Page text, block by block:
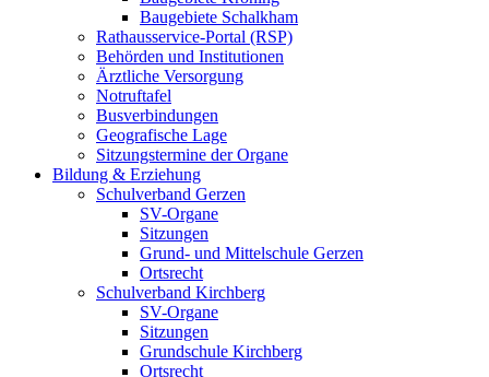
Baugebiete Schalkham
Rathausservice-Portal (RSP)
Behörden und Institutionen
Ärztliche Versorgung
Notruftafel
Busverbindungen
Geografische Lage
Sitzungstermine der Organe
Bildung & Erziehung
Schulverband Gerzen
SV-Organe
Sitzungen
Grund- und Mittelschule Gerzen
Ortsrecht
Schulverband Kirchberg
SV-Organe
Sitzungen
Grundschule Kirchberg
Ortsrecht